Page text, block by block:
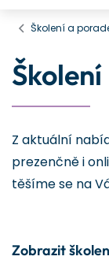
Školení a
Školení
Z aktuální
prezenčně i
těšíme se na
Zobrazit